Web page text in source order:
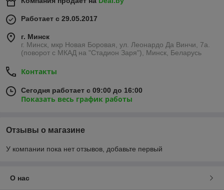
Работает с 29.05.2017
г. Минск
г. Минск, мкр Новая Боровая, ул. Леонардо Да Винчи, 7а.
(поворот с МКАД на "Стадион Заря"), Минск, Беларусь
Контакты
Сегодня работает с 09:00 до 16:00
Показать весь график работы
Отзывы о магазине
У компании пока нет отзывов, добавьте первый
О нас